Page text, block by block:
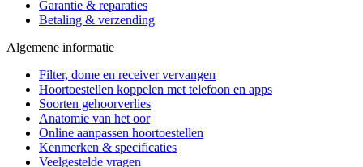
Garantie & reparaties
Betaling & verzending
Algemene informatie
Filter, dome en receiver vervangen
Hoortoestellen koppelen met telefoon en apps
Soorten gehoorverlies
Anatomie van het oor
Online aanpassen hoortoestellen
Kenmerken & specificaties
Veelgestelde vragen